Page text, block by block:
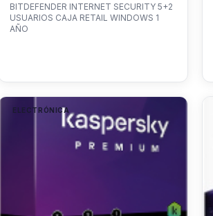
BITDEFENDER INTERNET SECURITY 5+2
USUARIOS CAJA RETAIL WINDOWS 1
AÑO
ELECTRÓNICA